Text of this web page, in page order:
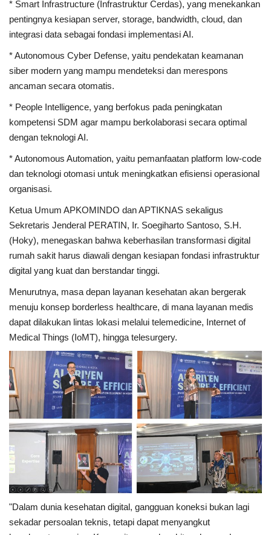
* Smart Infrastructure (Infrastruktur Cerdas), yang menekankan
pentingnya kesiapan server, storage, bandwidth, cloud, dan
integrasi data sebagai fondasi implementasi AI.
* Autonomous Cyber Defense, yaitu pendekatan keamanan
siber modern yang mampu mendeteksi dan merespons
ancaman secara otomatis.
* People Intelligence, yang berfokus pada peningkatan
kompetensi SDM agar mampu berkolaborasi secara optimal
dengan teknologi AI.
* Autonomous Automation, yaitu pemanfaatan platform low-code
dan teknologi otomasi untuk meningkatkan efisiensi operasional
organisasi.
Ketua Umum APKOMINDO dan APTIKNAS sekaligus
Sekretaris Jenderal PERATIN, Ir. Soegiharto Santoso, S.H.
(Hoky), menegaskan bahwa keberhasilan transformasi digital
rumah sakit harus diawali dengan kesiapan fondasi infrastruktur
digital yang kuat dan berstandar tinggi.
Menurutnya, masa depan layanan kesehatan akan bergerak
menuju konsep borderless healthcare, di mana layanan medis
dapat dilakukan lintas lokasi melalui telemedicine, Internet of
Medical Things (IoMT), hingga telesurgery.
"Dalam dunia kesehatan digital, gangguan koneksi bukan lagi
sekadar persoalan teknis, tetapi dapat menyangkut